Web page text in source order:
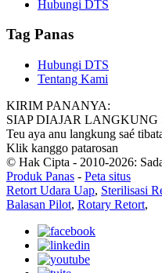
Hubungi DTS
Tag Panas
Hubungi DTS
Tentang Kami
KIRIM PANANYA:
SIAP DIAJAR LANGKUNG
Teu aya anu langkung saé
Klik kanggo patarosan
© Hak Cipta - 2010-2026:
Produk Panas - Peta situs
Retort Udara Uap, Sterilisasi
Balasan Pilot, Rotary Retort,